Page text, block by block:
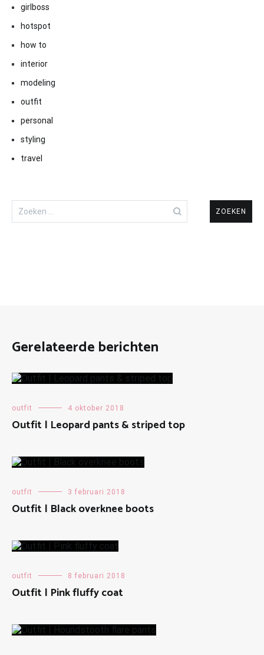
girlboss
hotspot
how to
interior
modeling
outfit
personal
styling
travel
Zoeken
naar:
Gerelateerde berichten
outfit 4 oktober 2018
Outfit | Leopard pants & striped top
outfit 3 februari 2018
Outfit | Black overknee boots
outfit 8 februari 2018
Outfit | Pink fluffy coat